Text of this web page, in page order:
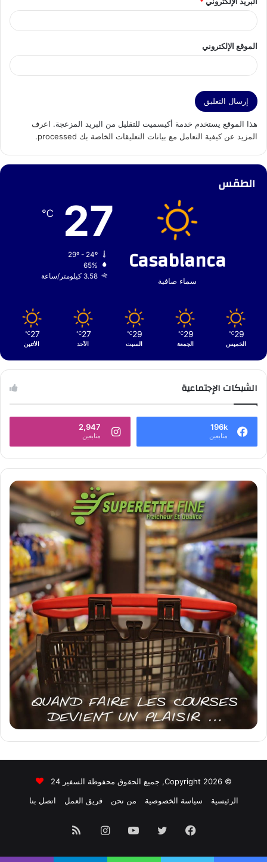
الموقع الإلكتروني
هذا الموقع يستخدم خدمة أكيسميت للتقليل من البريد المزعجة. اعرف
المزيد عن كيفية التعامل مع بيانات التعليقات الخاصة بك processed
.
الطقس
Casablanca
سماء صافية
27
℃
65%
3.58 كيلومتر/ساعة
29
℃
الخميس
29
℃
الجمعة
29
℃
السبت
27
℃
الأحد
27
℃
الأثنين
الشبكات الإجتماعية
196k
متابعين
2,947
متابعين
© Copyright 2026, جميع الحقوق محفوظة السفير 24
الرئيسية
سياسة الخصوصية من نحن فريق العمل اتصل بنا
فيسبوك تويتر يوتيوبانستقرامملخص
الموقع